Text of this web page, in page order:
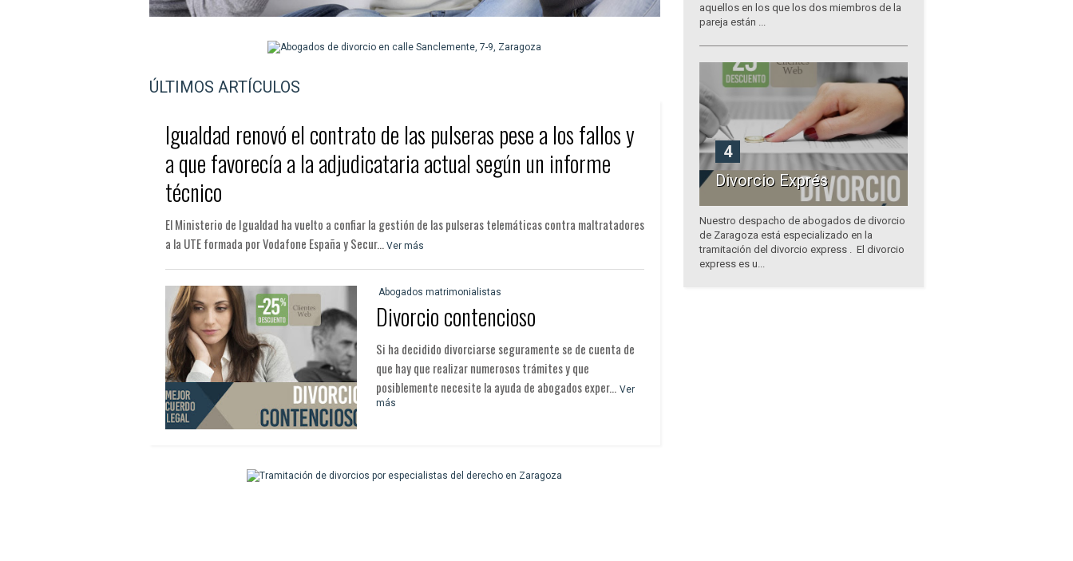
ÚLTIMOS ARTÍCULOS
Igualdad renovó el contrato de las pulseras pese a los fallos y
a que favorecía a la adjudicataria actual según un informe
técnico
El Ministerio de Igualdad ha vuelto a confiar la gestión de las pulseras telemáticas contra maltratadores
a la UTE formada por Vodafone España y Secur... Ver más
Abogados matrimonialistas
Divorcio contencioso
Si ha decidido divorciarse seguramente se de cuenta de
que hay que realizar numerosos trámites y que
posiblemente necesite la ayuda de abogados exper... Ver
más
aquellos en los que los dos miembros de la
pareja están ...
4
Divorcio Exprés
Nuestro despacho de abogados de divorcio
de Zaragoza está especializado en la
tramitación del divorcio express . El divorcio
express es u...